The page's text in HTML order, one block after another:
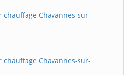
chauffage Chavannes-sur-
chauffage Chavannes-sur-